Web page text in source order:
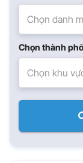
Chọn danh
Chọn thành
Chọn khu